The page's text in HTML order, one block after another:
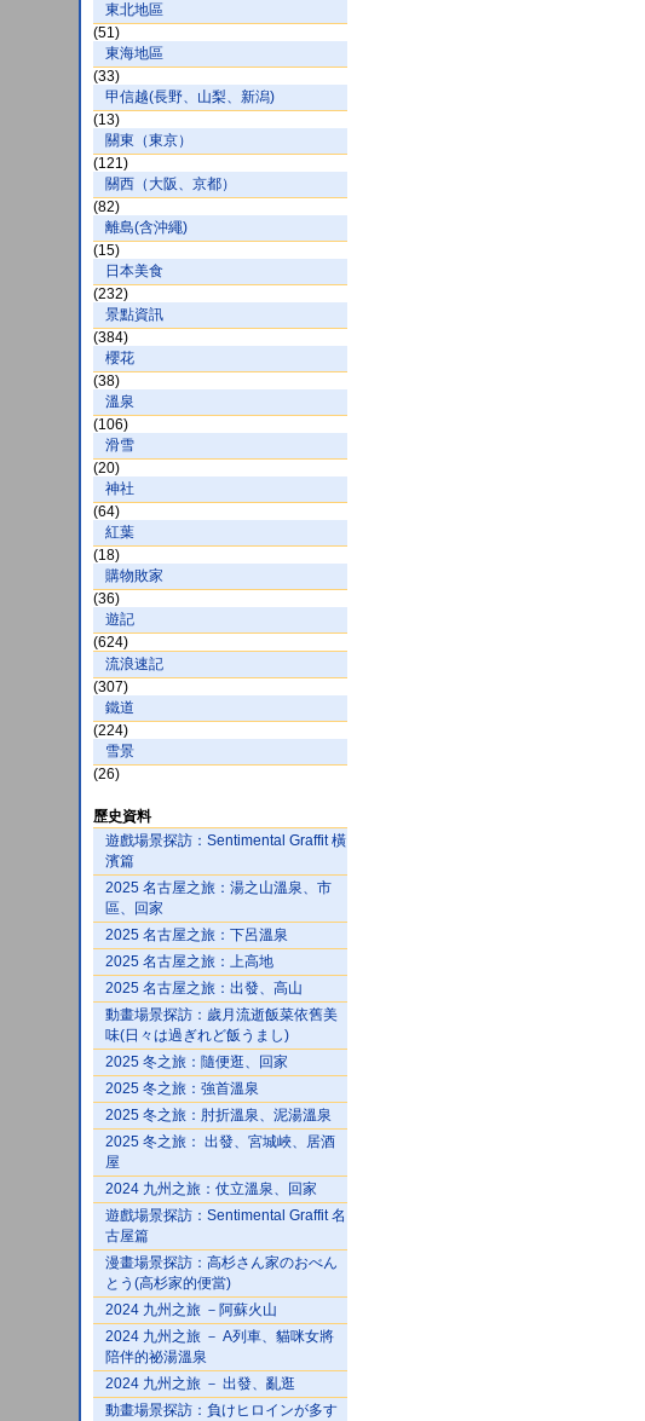
東北地區
(51)
東海地區
(33)
甲信越(長野、山梨、新潟)
(13)
關東（東京）
(121)
關西（大阪、京都）
(82)
離島(含沖繩)
(15)
日本美食
(232)
景點資訊
(384)
櫻花
(38)
溫泉
(106)
滑雪
(20)
神社
(64)
紅葉
(18)
購物敗家
(36)
遊記
(624)
流浪速記
(307)
鐵道
(224)
雪景
(26)
歷史資料
遊戲場景探訪：Sentimental Graffit 橫
濱篇
2025 名古屋之旅：湯之山溫泉、市
區、回家
2025 名古屋之旅：下呂溫泉
2025 名古屋之旅：上高地
2025 名古屋之旅：出發、高山
動畫場景探訪：歲月流逝飯菜依舊美
味(日々は過ぎれど飯うまし)
2025 冬之旅：隨便逛、回家
2025 冬之旅：強首溫泉
2025 冬之旅：肘折溫泉、泥湯溫泉
2025 冬之旅： 出發、宮城峽、居酒
屋
2024 九州之旅：仗立溫泉、回家
遊戲場景探訪：Sentimental Graffit 名
古屋篇
漫畫場景探訪：高杉さん家のおべん
とう(高杉家的便當)
2024 九州之旅 －阿蘇火山
2024 九州之旅 － A列車、貓咪女將
陪伴的祕湯溫泉
2024 九州之旅 － 出發、亂逛
動畫場景探訪：負けヒロインが多す